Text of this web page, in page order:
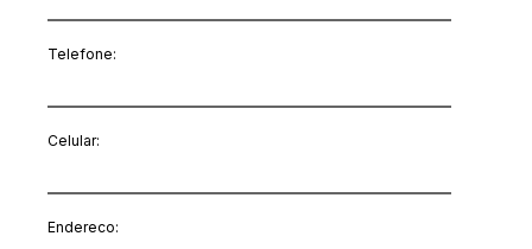
Telefone:
Celular:
Endereco: